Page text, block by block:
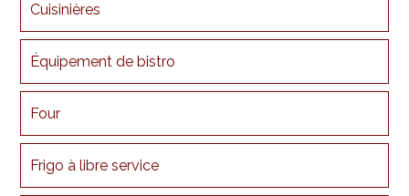
Cuisinières
Équipement de bistro
Four
Frigo à libre service